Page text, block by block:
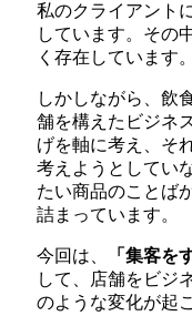
私のクライアント
しています。その
く存在しています。
しかしながら、飲
舗を構えたビジネ
げを軸に考え、そ
考えようとしてい
たい商品のことば
詰まっています。
今回は、 「集客を
して、店舗をビジ
のような変化が起